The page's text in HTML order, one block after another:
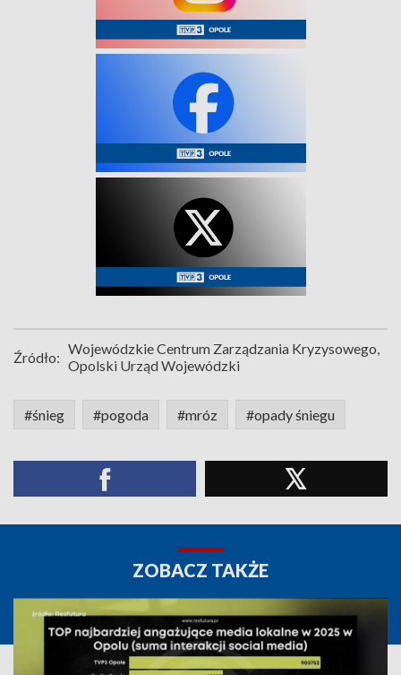
Źródło: Wojewódzkie Centrum Zarządzania Kryzysowego,
Opolski Urząd Wojewódzki
#śnieg #pogoda #mróz #opady śniegu
ZOBACZ TAKŻE